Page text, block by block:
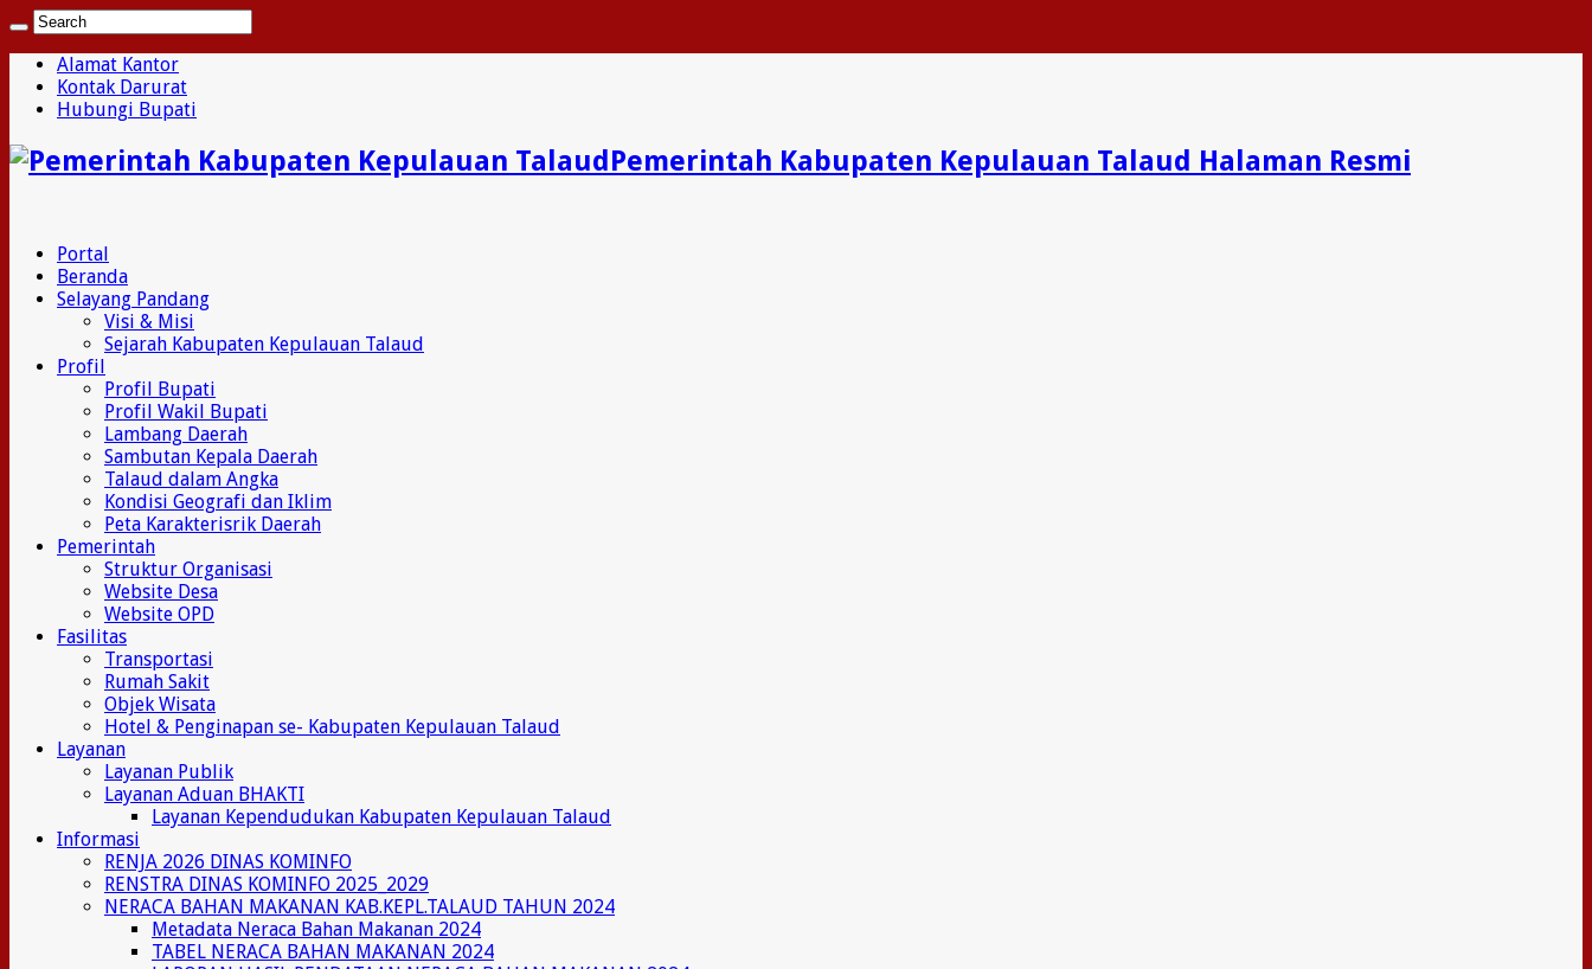
Alamat Kantor
Kontak Darurat
Hubungi Bupati
Pemerintah Kabupaten Kepulauan Talaud Halaman Resmi
Portal
Beranda
Selayang Pandang
Visi & Misi
Sejarah Kabupaten Kepulauan Talaud
Profil
Profil Bupati
Profil Wakil Bupati
Lambang Daerah
Sambutan Kepala Daerah
Talaud dalam Angka
Kondisi Geografi dan Iklim
Peta Karakterisrik Daerah
Pemerintah
Struktur Organisasi
Website Desa
Website OPD
Fasilitas
Transportasi
Rumah Sakit
Objek Wisata
Hotel & Penginapan se- Kabupaten Kepulauan Talaud
Layanan
Layanan Publik
Layanan Aduan BHAKTI
Layanan Kependudukan Kabupaten Kepulauan Talaud
Informasi
RENJA 2026 DINAS KOMINFO
RENSTRA DINAS KOMINFO 2025_2029
NERACA BAHAN MAKANAN KAB.KEPL.TALAUD TAHUN 2024
Metadata Neraca Bahan Makanan 2024
TABEL NERACA BAHAN MAKANAN 2024